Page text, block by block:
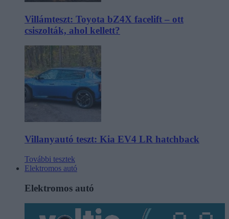
Villámteszt: Toyota bZ4X facelift – ott
csiszolták, ahol kellett?
Villanyautó teszt: Kia EV4 LR hatchback
További tesztek
Elektromos autó
Elektromos autó